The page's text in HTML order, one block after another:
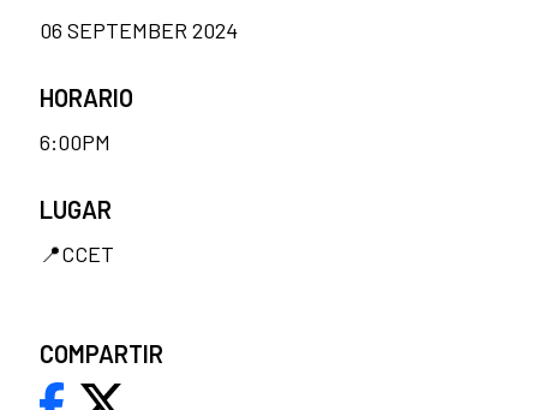
06 SEPTEMBER 2024
HORARIO
6:00PM
LUGAR
📍CCET
COMPARTIR